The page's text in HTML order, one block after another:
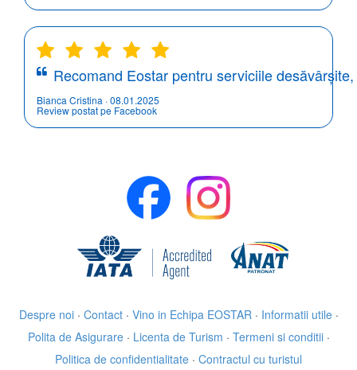
Recomand Eostar pentru serviciile
Bianca Cristina · 08.01.2025
Review postat pe Facebook
Despre noi· Contact· Vino in Echipa EOSTAR· Informatii utile·
Polita de Asigurare· Licenta de Turism · Termeni si conditii·
Politica de confidentialitate · Contractul cu turistul